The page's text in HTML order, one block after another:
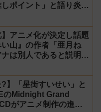
ポイント」と語り炎上
】アニメ化が決定し話題
山』の作者「亜月ね
は別人であると説明し
?】「星街すいせい」と
のMidnight Grand
がアニメ制作の進行